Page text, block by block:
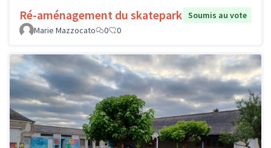
Ré-aménagement du skatepark Soumis au vote
Marie Mazzocato
0 0